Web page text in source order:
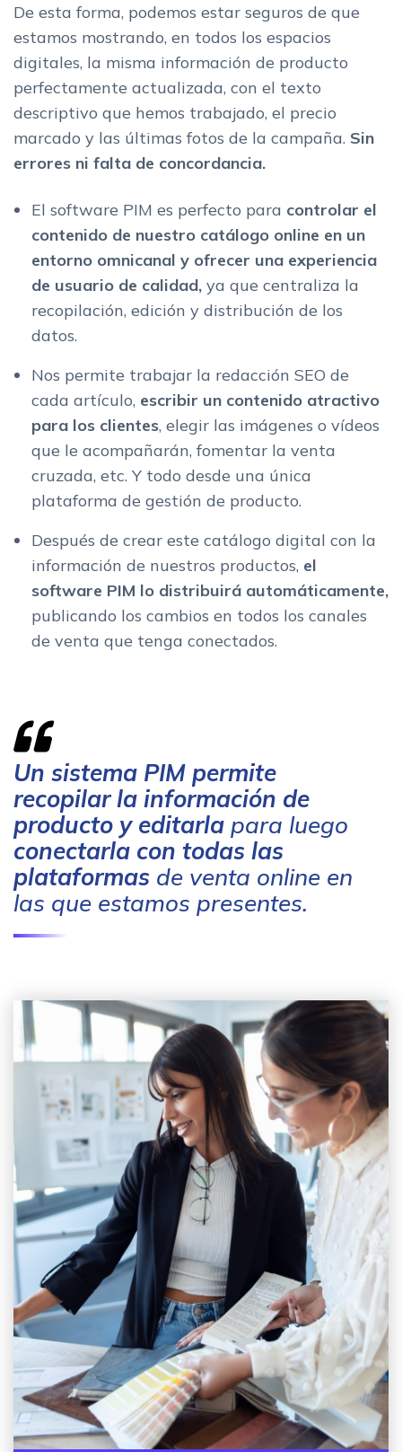
De esta forma, podemos estar seguros de que
estamos mostrando, en todos los espacios
digitales, la misma información de producto
perfectamente actualizada, con el texto
descriptivo que hemos trabajado, el precio
marcado y las últimas fotos de la campaña. Sin
errores ni falta de concordancia.
El software PIM es perfecto para controlar el
contenido de nuestro catálogo online en un
entorno omnicanal y ofrecer una experiencia
de usuario de calidad, ya que centraliza la
recopilación, edición y distribución de los
datos.
Nos permite trabajar la redacción SEO de
cada artículo, escribir un contenido atractivo
para los clientes, elegir las imágenes o vídeos
que le acompañarán, fomentar la venta
cruzada, etc. Y todo desde una única
plataforma de gestión de producto.
Después de crear este catálogo digital con la
información de nuestros productos, el
software PIM lo distribuirá automáticamente,
publicando los cambios en todos los canales
de venta que tenga conectados.
Un sistema PIM permite
recopilar la información de
producto y editarla para luego
conectarla con todas las
plataformas de venta online en
las que estamos presentes.